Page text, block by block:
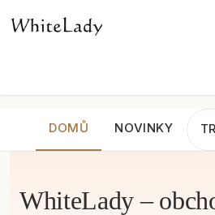
DOMŮ NOVINKY
WhiteLady –